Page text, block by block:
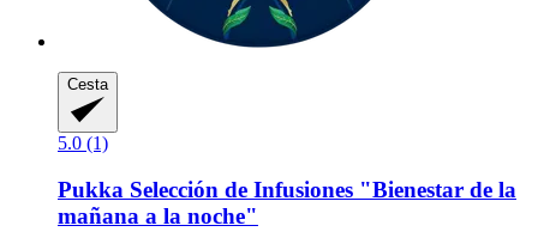
Cesta
5.0 (1)
Pukka Selección de Infusiones "Bienestar de la
mañana a la noche"